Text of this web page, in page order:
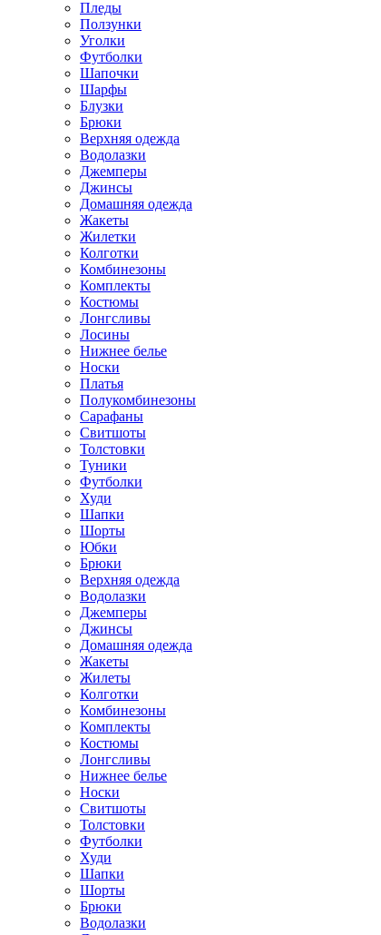
Пледы
Ползунки
Уголки
Футболки
Шапочки
Шарфы
Блузки
Брюки
Верхняя одежда
Водолазки
Джемперы
Джинсы
Домашняя одежда
Жакеты
Жилетки
Колготки
Комбинезоны
Комплекты
Костюмы
Лонгсливы
Лосины
Нижнее белье
Носки
Платья
Полукомбинезоны
Сарафаны
Свитшоты
Толстовки
Туники
Футболки
Худи
Шапки
Шорты
Юбки
Брюки
Верхняя одежда
Водолазки
Джемперы
Джинсы
Домашняя одежда
Жакеты
Жилеты
Колготки
Комбинезоны
Комплекты
Костюмы
Лонгсливы
Нижнее белье
Носки
Свитшоты
Толстовки
Футболки
Худи
Шапки
Шорты
Брюки
Водолазки